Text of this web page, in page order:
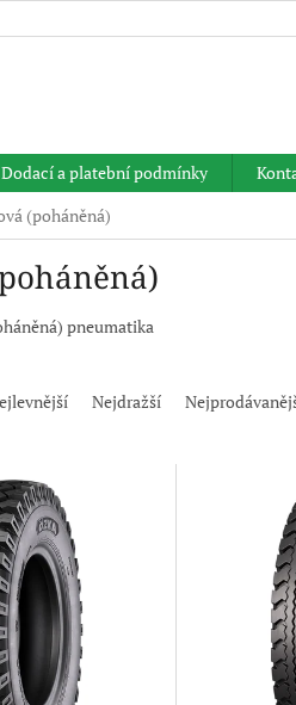
Dodací a platební podmínky
(poháněná)
pneumatika
Nejdražší